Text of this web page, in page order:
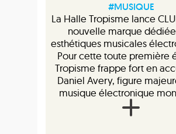
#MUSIQUE
La Halle Tropisme lance
nouvelle marque
esthétiques musicales
Pour cette toute première
Tropisme frappe fort en
Daniel Avery, figure
musique électronique